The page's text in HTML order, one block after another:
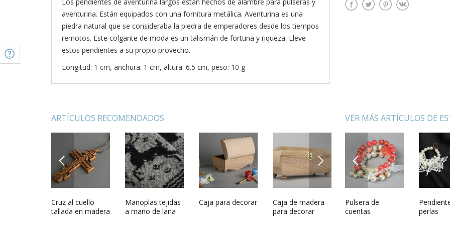
aventurina. Están equipados con una fornitura metálica. Aventurina es una
piedra natural que se consideraba la piedra de emperadores desde los tiempos
remotos. Este colgante de moda es un talismán de fortuna y riqueza. Lleve
estos pendientes a su propio provecho.
Longitud: 1 cm, anchura: 1 cm, altura: 6.5 cm, peso: 10 g
ARTÍCULOS RECOMENDADOS
PREVIOUS
Cruz al cuello
tallada en madera
Manoplas tejidas
a mano de lana
Caja para decorar
Caja de madera
para decorar
Adorno navideño
de fieltro
Rosario
para rezar
NEXT
VER MÁS ARTÍCULOS DE
PREVIOUS
Pendientes de
aventurina largos
Pulsera artesanal
de aventurina
Juego de joyas de
Pulsera trenzada
con cuentas
Pulsera de
cuentas
perlas